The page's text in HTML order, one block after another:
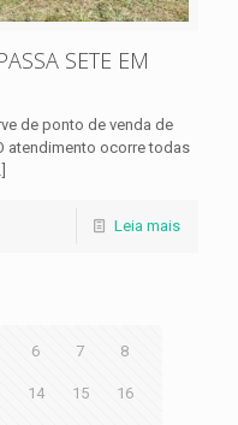
SETE EM
de ponto de venda de
atendimento ocorre todas
Leia mais
6 7 8
14 15 16